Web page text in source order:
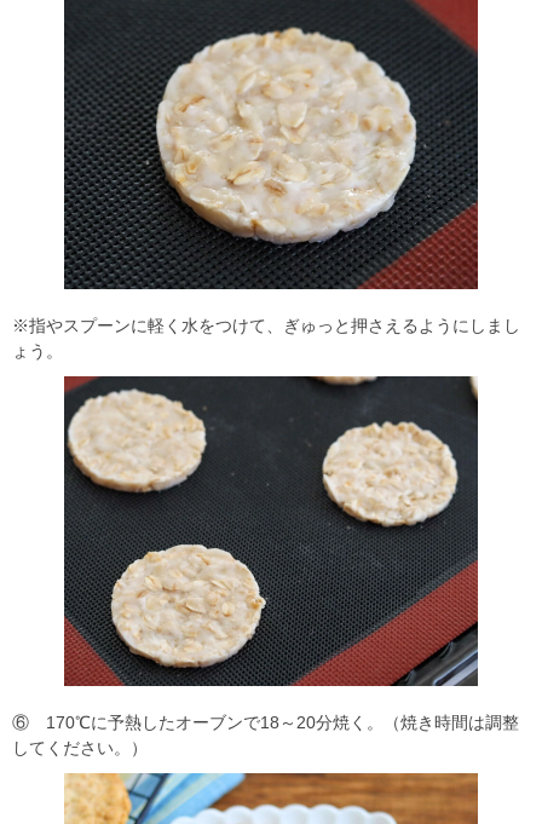
※指やスプーンに軽く水をつけて、ぎゅっと押さえるようにしまし
ょう。
⑥ 170℃に予熱したオーブンで18～20分焼く。（焼き時間は調整
してください。）